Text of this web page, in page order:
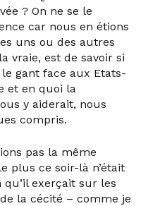
? On ne se le
car nous en étions
uns ou des autres
vraie, est de savoir si
gant face aux Etats-
et en quoi la
y aiderait, nous
compris.
pas la même
plus ce soir-là n’était
qu’il exerçait sur les
la cécité – comme je